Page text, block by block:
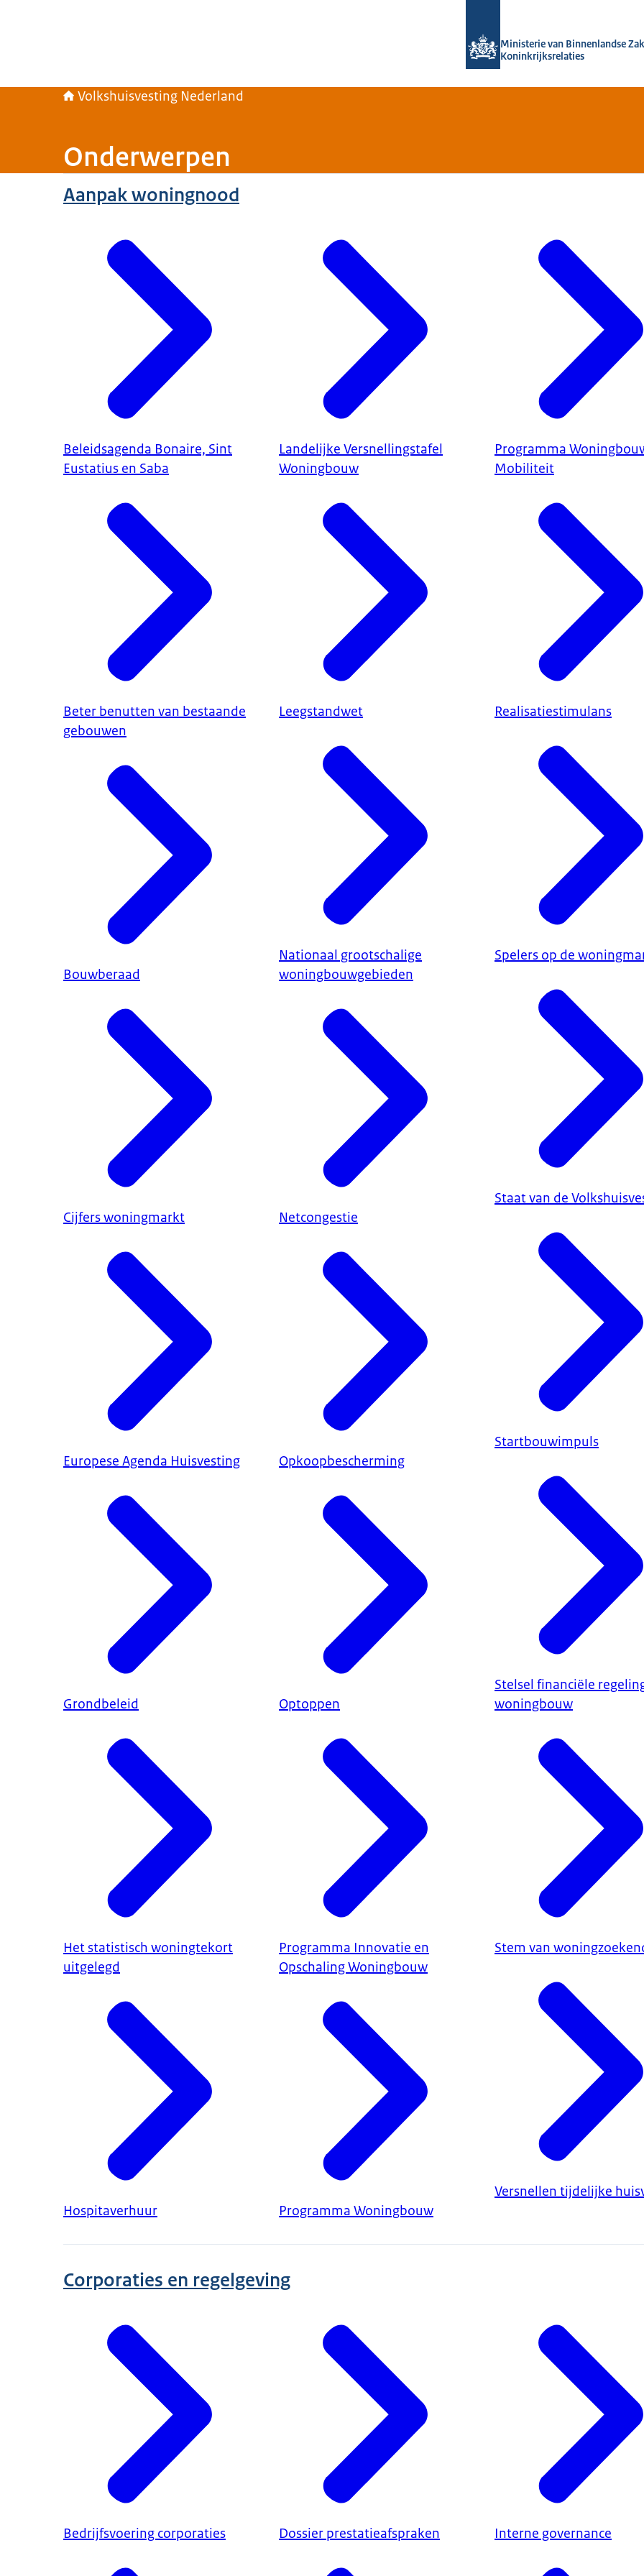
Ministerie van Binnenlandse
Koninkrijksrelaties
Volkshuisvesting Nederland
Onderwerpen
Aanpak woningnood
Beleidsagenda Bonaire, Sint
Eustatius en Saba
Beter benutten van bestaande
gebouwen
Bouwberaad
Cijfers woningmarkt
Europese Agenda Huisvesting
Grondbeleid
Het statistisch woningtekort
uitgelegd
Hospitaverhuur
Landelijke Versnellingstafel
Woningbouw
Leegstandwet
Nationaal grootschalige
woningbouwgebieden
Netcongestie
Opkoopbescherming
Optoppen
Programma Innovatie en
Opschaling Woningbouw
Programma Woningbouw
Programma
Mobiliteit
Realisatiestimulans
Spelers op de
Staat van de
Startbouwimpuls
Stelsel financiële
woningbouw
Stem van
Versnellen tijdelijke
Corporaties en regelgeving
Bedrijfsvoering corporaties Dossier prestatieafspraken Interne governance